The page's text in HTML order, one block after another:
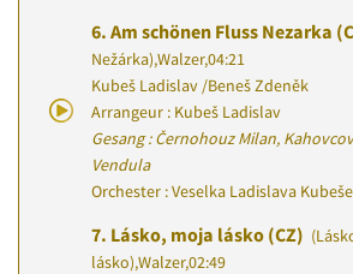
6. Am schönen Fluss Nezarka
Nežárka),Walzer,04:21
Kubeš Ladislav /Beneš Zdeněk
Arrangeur : Kubeš Ladislav
Gesang : Černohouz Milan,
Vendula
Orchester : Veselka Ladislava Kubeše
7. Lásko, moja lásko (CZ)
lásko),Walzer,02:49